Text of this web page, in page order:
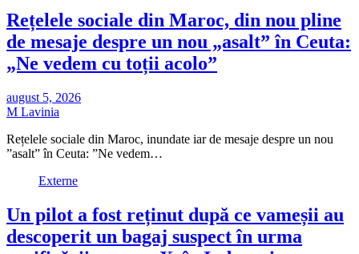
Rețelele sociale din Maroc, din nou pline
de mesaje despre un nou „asalt” în Ceuta:
„Ne vedem cu toții acolo”
august 5, 2026
M Lavinia
Rețelele sociale din Maroc, inundate iar de mesaje despre un nou
”asalt” în Ceuta: ”Ne vedem…
Externe
Un pilot a fost reținut după ce vameșii au
descoperit un bagaj suspect în urma